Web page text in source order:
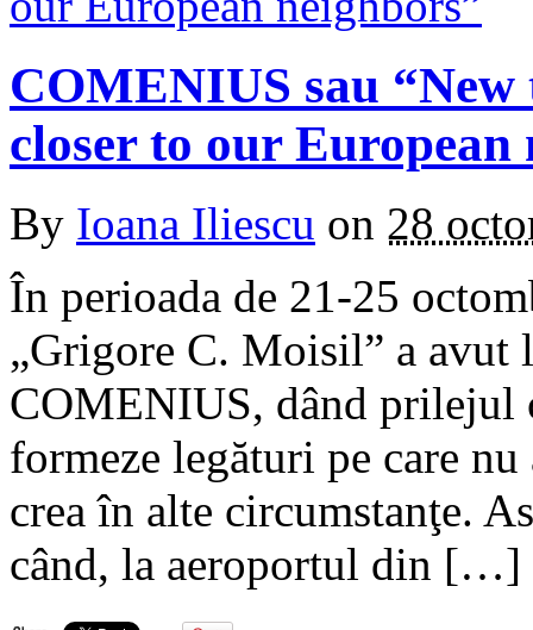
COMENIUS sau “New
closer to our European
By Ioana Iliescu on 28
În perioada de 21-25
„Grigore C. Moisil” a avut
COMENIUS, dând prilejul
formeze legături pe care
crea în alte circumstanţe.
când, la aeroportul din […]